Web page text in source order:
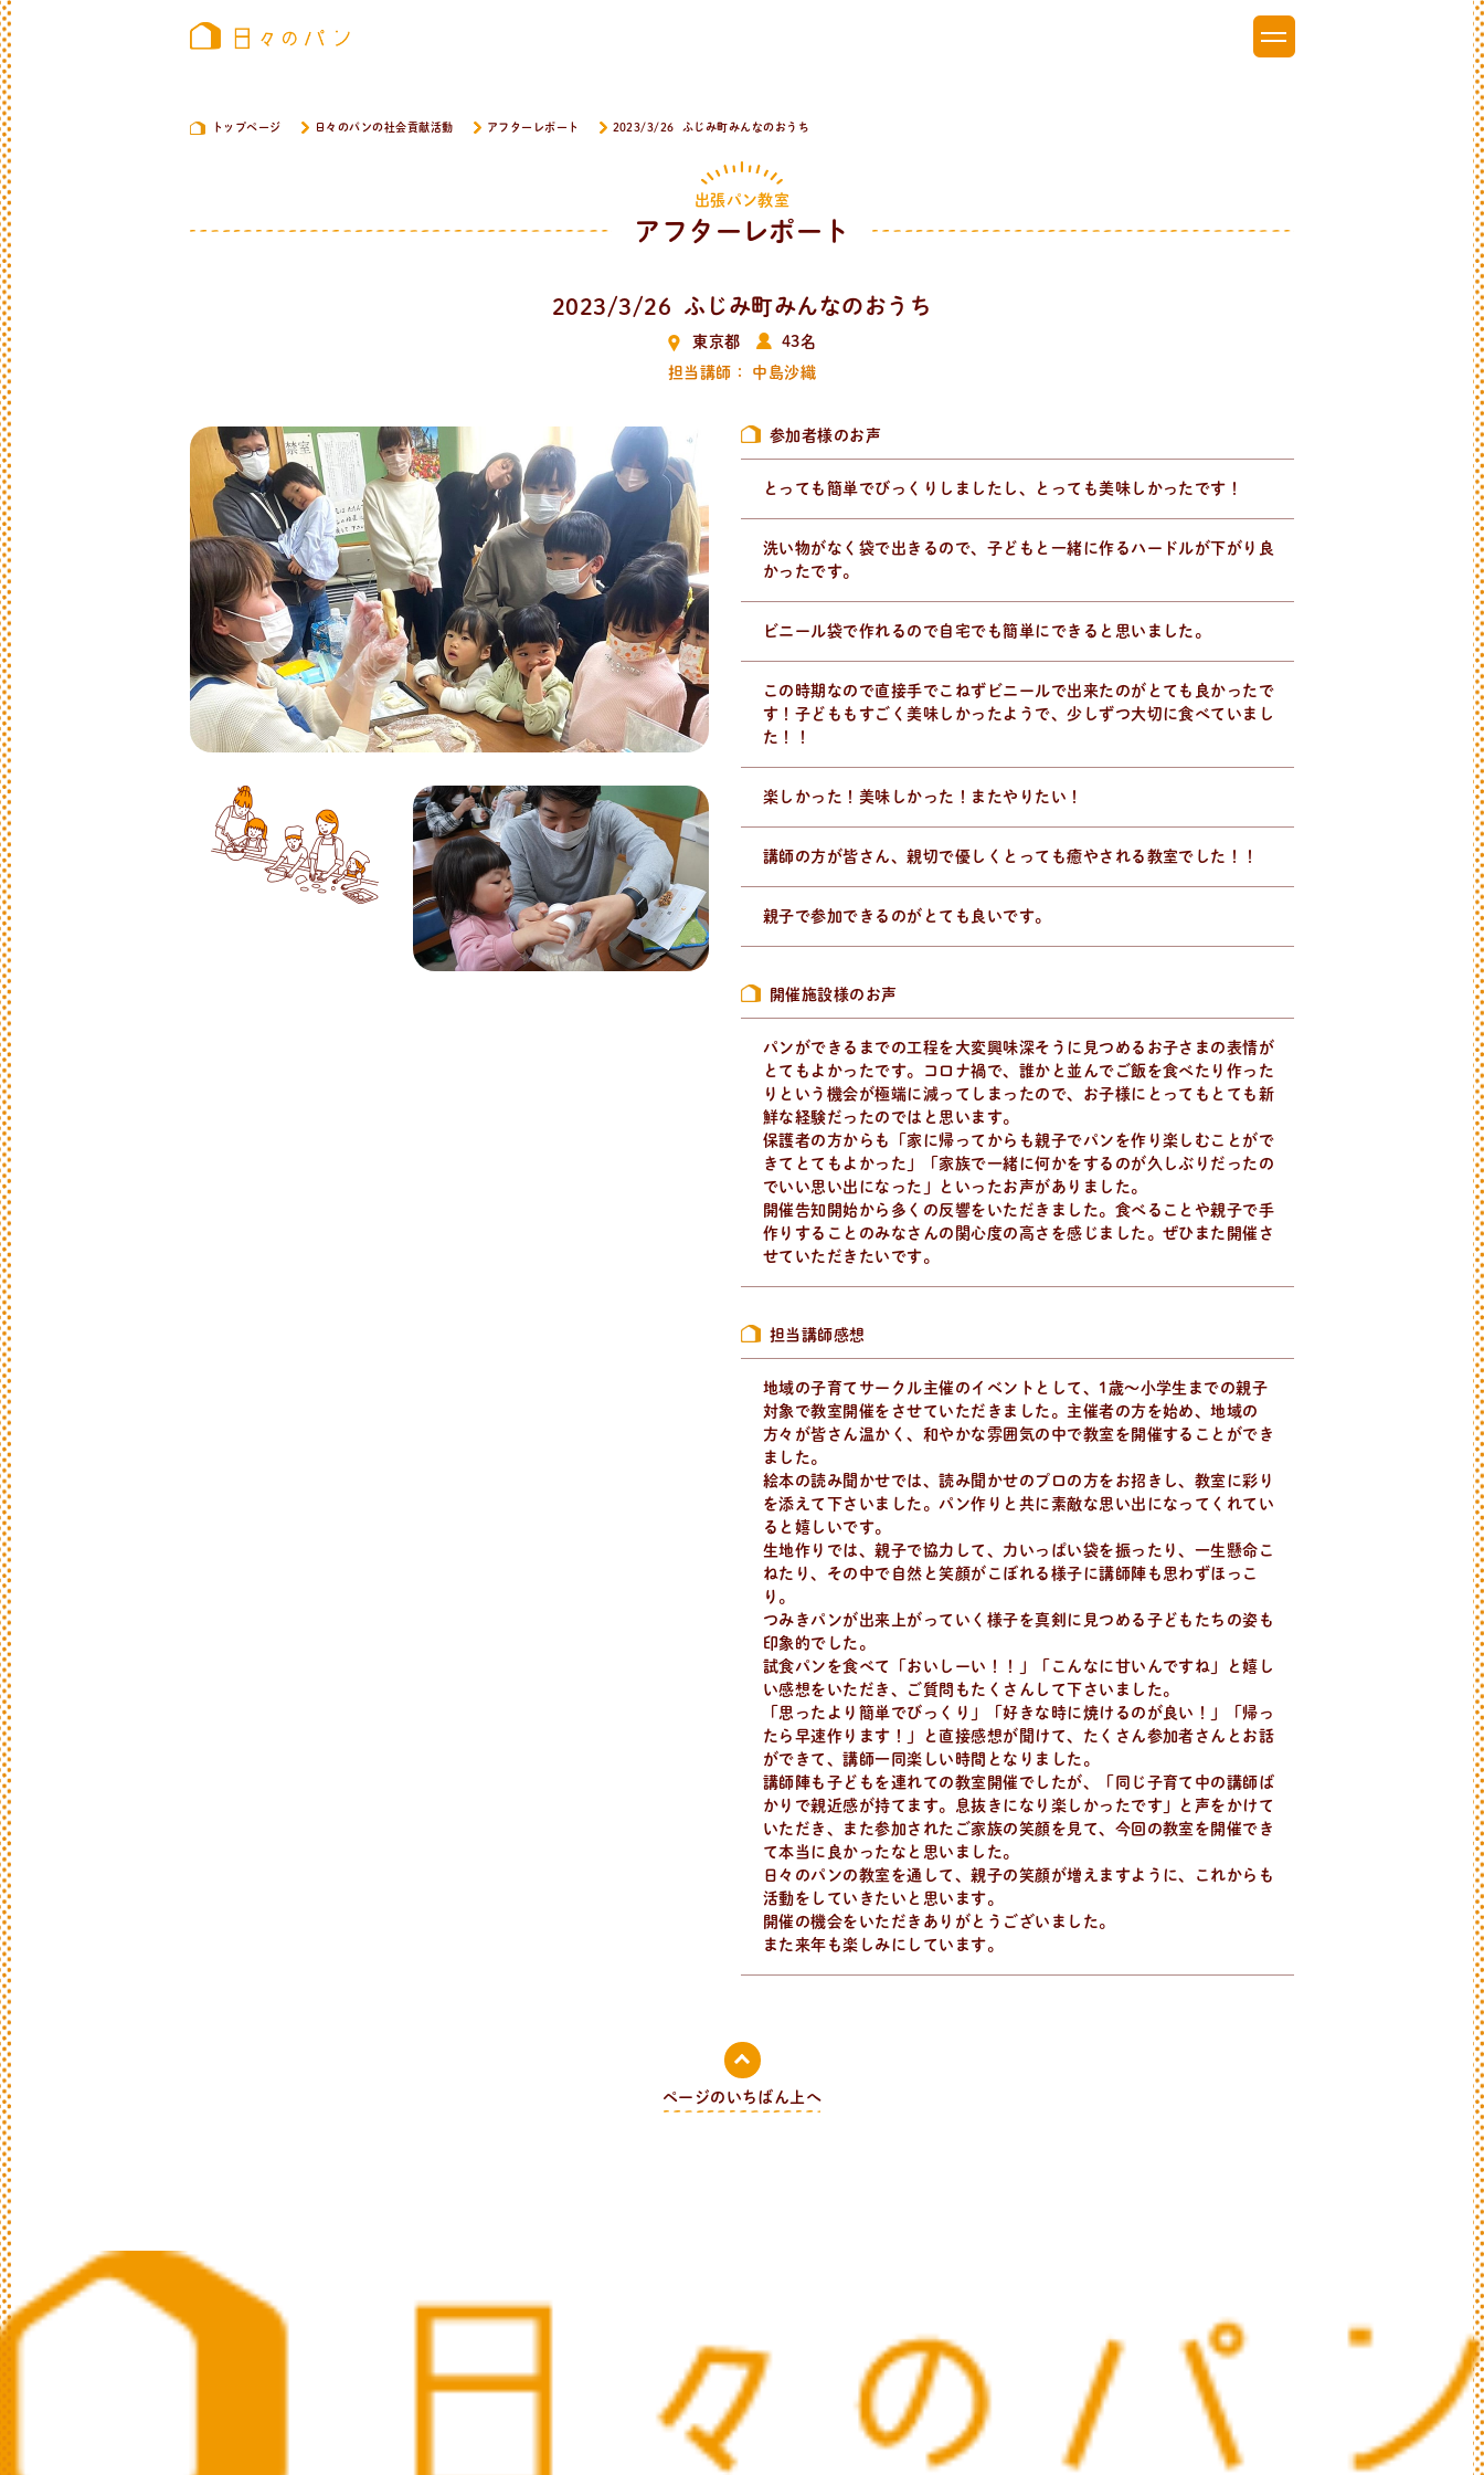
トップページ 日々のパンの社会貢献活動 アフターレポート 2023/3/26 ふじみ町みんなのおうち
出張パン教室
アフターレポート
2023/3/26 ふじみ町みんなのおうち
東京都
43名
担当講師： 中島沙織
参加者様のお声
とっても簡単でびっくりしましたし、とっても美味しかったです！
洗い物がなく袋で出きるので、子どもと一緒に作るハードルが下がり良
かったです。
ビニール袋で作れるので自宅でも簡単にできると思いました。
この時期なので直接手でこねずビニールで出来たのがとても良かったで
す！子どももすごく美味しかったようで、少しずつ大切に食べていまし
た！！
楽しかった！美味しかった！またやりたい！
講師の方が皆さん、親切で優しくとっても癒やされる教室でした！！
親子で参加できるのがとても良いです。
開催施設様のお声
パンができるまでの工程を大変興味深そうに見つめるお子さまの表情が
とてもよかったです。コロナ禍で、誰かと並んでご飯を食べたり作った
りという機会が極端に減ってしまったので、お子様にとってもとても新
鮮な経験だったのではと思います。
保護者の方からも「家に帰ってからも親子でパンを作り楽しむことがで
きてとてもよかった」「家族で一緒に何かをするのが久しぶりだったの
でいい思い出になった」といったお声がありました。
開催告知開始から多くの反響をいただきました。食べることや親子で手
作りすることのみなさんの関心度の高さを感じました。ぜひまた開催さ
せていただきたいです。
担当講師感想
地域の子育てサークル主催のイベントとして、1歳～小学生までの親子
対象で教室開催をさせていただきました。主催者の方を始め、地域の
方々が皆さん温かく、和やかな雰囲気の中で教室を開催することができ
ました。
絵本の読み聞かせでは、読み聞かせのプロの方をお招きし、教室に彩り
を添えて下さいました。パン作りと共に素敵な思い出になってくれてい
ると嬉しいです。
生地作りでは、親子で協力して、力いっぱい袋を振ったり、一生懸命こ
ねたり、その中で自然と笑顔がこぼれる様子に講師陣も思わずほっこ
り。
つみきパンが出来上がっていく様子を真剣に見つめる子どもたちの姿も
印象的でした。
試食パンを食べて「おいしーい！！」「こんなに甘いんですね」と嬉し
い感想をいただき、ご質問もたくさんして下さいました。
「思ったより簡単でびっくり」「好きな時に焼けるのが良い！」「帰っ
たら早速作ります！」と直接感想が聞けて、たくさん参加者さんとお話
ができて、講師一同楽しい時間となりました。
講師陣も子どもを連れての教室開催でしたが、「同じ子育て中の講師ば
かりで親近感が持てます。息抜きになり楽しかったです」と声をかけて
いただき、また参加されたご家族の笑顔を見て、今回の教室を開催でき
て本当に良かったなと思いました。
日々のパンの教室を通して、親子の笑顔が増えますように、これからも
活動をしていきたいと思います。
開催の機会をいただきありがとうございました。
また来年も楽しみにしています。
ページのいちばん上へ